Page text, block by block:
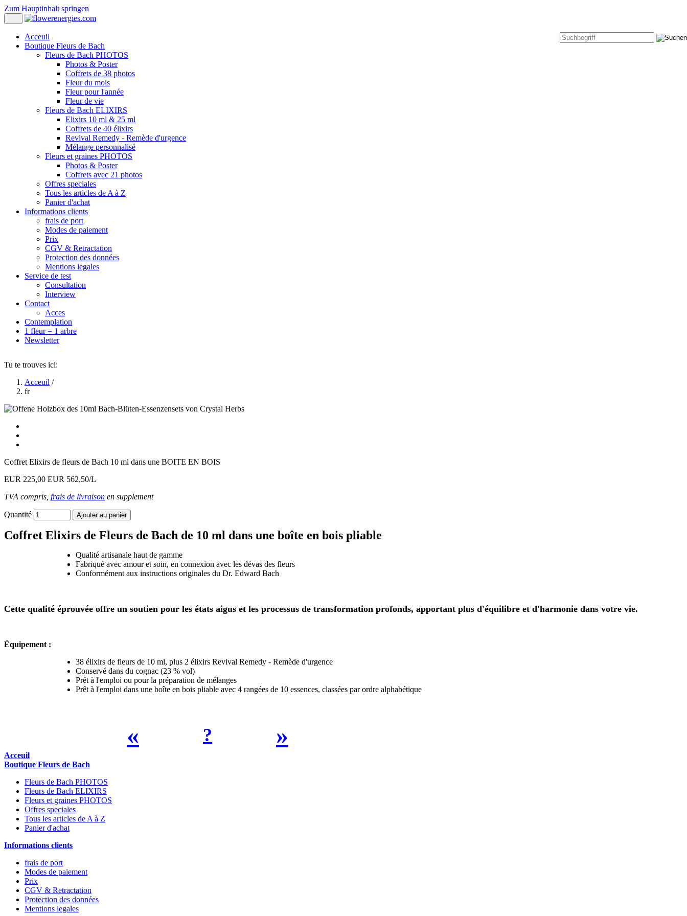
Zum Hauptinhalt springen
Acceuil
Boutique Fleurs de Bach
Fleurs de Bach PHOTOS
Photos & Poster
Coffrets de 38 photos
Fleur du mois
Fleur pour l'année
Fleur de vie
Fleurs de Bach ELIXIRS
Elixirs 10 ml & 25 ml
Coffrets de 40 élixirs
Revival Remedy - Remède d'urgence
Mélange personnalisé
Fleurs et graines PHOTOS
Photos & Poster
Coffrets avec 21 photos
Offres speciales
Tous les articles de A à Z
Panier d'achat
Informations clients
frais de port
Modes de paiement
Prix
CGV & Retractation
Protection des données
Mentions legales
Service de test
Consultation
Interview
Contact
Acces
Contemplation
1 fleur = 1 arbre
Newsletter
Tu te trouves ici:
Acceuil /
fr
Coffret Elixirs de fleurs de Bach 10 ml dans une BOITE EN BOIS
EUR 225,00 EUR 562,50/L
TVA compris, frais de livraison en supplement
Quantité
Coffret Elixirs de Fleurs de Bach de 10 ml dans une boîte en bois pliable
Qualité artisanale haut de gamme
Fabriqué avec amour et soin, en connexion avec les dévas des fleurs
Conformément aux instructions originales du Dr. Edward Bach
Cette qualité éprouvée offre un soutien pour les états aigus et les processus de transformation profonds, apportant plus d'équilibre et d'harmonie dans votre vie.
Équipement :
38 élixirs de fleurs de 10 ml, plus 2 élixirs Revival Remedy - Remède d'urgence
Conservé dans du cognac (23 % vol)
Prêt à l'emploi ou pour la préparation de mélanges
Prêt à l'emploi dans une boîte en bois pliable avec 4 rangées de 10 essences, classées par ordre alphabétique
« ? »
Acceuil
Boutique Fleurs de Bach
Fleurs de Bach PHOTOS
Fleurs de Bach ELIXIRS
Fleurs et graines PHOTOS
Offres speciales
Tous les articles de A à Z
Panier d'achat
Informations clients
frais de port
Modes de paiement
Prix
CGV & Retractation
Protection des données
Mentions legales